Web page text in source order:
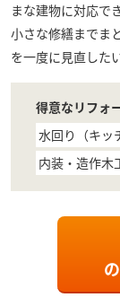
まな建物に対応で
小さな修繕までま
を一度に見直した
得意なリフォ
水回り（キッ
内装・造作木
の